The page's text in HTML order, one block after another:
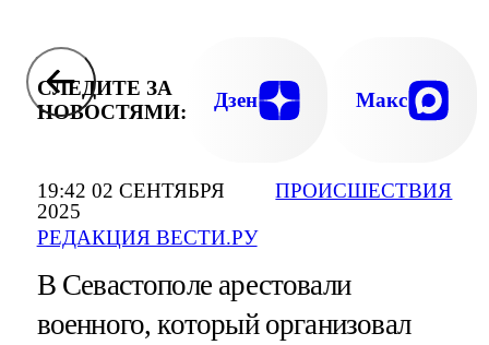
19:42 02 СЕНТЯБРЯ
2025
РЕДАКЦИЯ ВЕСТИ.РУ
ПРОИСШЕСТВИЯ
СЛЕДИТЕ ЗА
НОВОСТЯМИ:
Дзен Макс
В Севастополе арестовали
военного, который организовал